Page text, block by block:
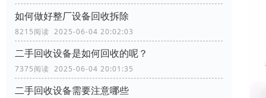
如何做好整厂设备回收拆除
8215阅读 2025-06-04 20:02:03
二手回收设备是如何回收的呢？
7375阅读 2025-06-04 20:01:35
二手回收设备需要注意哪些